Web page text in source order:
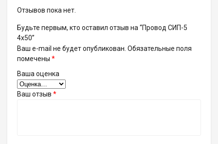
Отзывов пока нет.
Будьте первым, кто оставил отзыв на “Провод СИП-5
4х50”
Ваш e-mail не будет опубликован. Обязательные поля
помечены *
Ваша оценка
Ваш отзыв *